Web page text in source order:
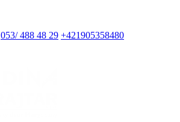
053/ 488 48 29 +421905358480